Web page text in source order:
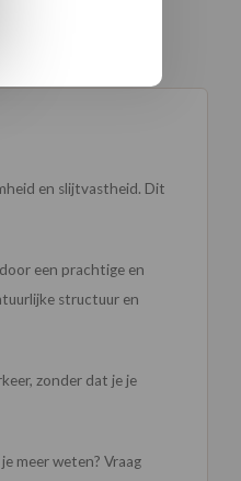
en slijtvastheid. Dit
een prachtige en
structuur en
zonder dat je je
meer weten? Vraag